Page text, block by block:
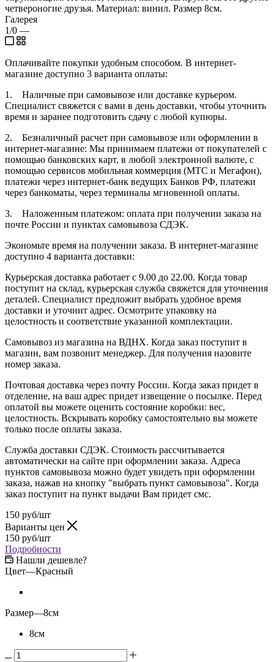
четвероногие друзья. Материал: винил. Размер 8см.
Галерея
1/0 —
Оплачивайте покупки удобным способом. В интернет-
магазине доступно 3 варианта оплаты:
1. Наличные при самовывозе или доставке курьером.
Специалист свяжется с вами в день доставки, чтобы уточнить
время и заранее подготовить сдачу с любой купюры.
2. Безналичный расчет при самовывозе или оформлении в
интернет-магазине: Мы принимаем платежи от покупателей с
помощью банковских карт, в любой электронной валюте, с
помощью сервисов мобильная коммерция (МТС и Мегафон),
платежи через интернет-банк ведущих Банков РФ, платежи
через банкоматы, через терминалы мгновенной оплаты.
3. Наложенным платежом: оплата при получении заказа на
почте России и пунктах самовывоза СДЭК.
Экономьте время на получении заказа. В интернет-магазине
доступно 4 варианта доставки:
Курьерская доставка работает с 9.00 до 22.00. Когда товар
поступит на склад, курьерская служба свяжется для уточнения
деталей. Специалист предложит выбрать удобное время
доставки и уточнит адрес. Осмотрите упаковку на
целостность и соответствие указанной комплектации.
Самовывоз из магазина на ВДНХ. Когда заказ поступит в
магазин, вам позвонит менеджер. Для получения назовите
номер заказа.
Почтовая доставка через почту России. Когда заказ придет в
отделение, на ваш адрес придет извещение о посылке. Перед
оплатой вы можете оценить состояние коробки: вес,
целостность. Вскрывать коробку самостоятельно вы можете
только после оплаты заказа.
Служба доставки СДЭК. Стоимость рассчитывается
автоматически на сайте при оформлении заказа. Адреса
пунктов самовывоза можно будет увидеть при оформлении
заказа, нажав на кнопку "выбрать пункт самовывоза". Когда
заказ поступит на пункт выдачи Вам придет смс.
150 руб/шт
Варианты цен
150 руб/шт
Подробности
Нашли дешевле?
Цвет—Красный
Размер—8см
8см